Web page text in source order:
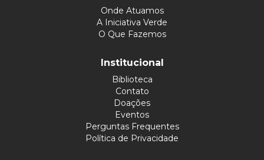
Onde Atuamos
A Iniciativa Verde
O Que Fazemos
Institucional
Biblioteca
Contato
Doações
Eventos
Perguntas Frequentes
Política de Privacidade